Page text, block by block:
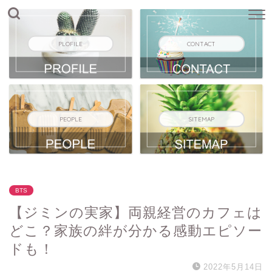
PLOFILE CONTACT
PEOPLE SITEMAP
BTS
【ジミンの実家】両親経営のカフェは
どこ？家族の絆が分かる感動エピソー
ドも！
2022年5月14日